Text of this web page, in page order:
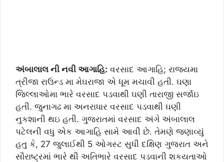
અંબાલાલ ની નવી આગાહિ: વરસાદ આગાહિ; રાજયમા
ત્રીજા રાઉન્ડ મા મેઘરાજા એ ધૂમ મચાવી હતી. ઘણા
જિલ્લાઓમા ભારે વરસાદ પડવાથી ઘણી તારાજી સર્જાઇ
હતી. જુનાગઢ મા અનરાધાર વરસાદ પડવાથી ઘણી
નુકશાની થઇ હતી. ગુજરાતમાં વરસાદ અંગે અંબાલાલ
પટેલની વધુ એક આગાહિ સામે આવી છે. તેમણે જણાવ્યું
હતુ કે, 27 જુલાઈથી 5 ઓગસ્ટ સુધી દક્ષિણ ગુજરાત અને
સૌરાષ્ટ્રમાં ભારે થી અતિભારે વરસાદ પડવાની શકયતાઓ